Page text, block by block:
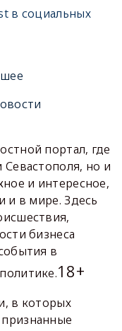
в социальных
портал, где
но и
и интересное,
и в мире. Здесь
бизнеса
в
18+
в которых